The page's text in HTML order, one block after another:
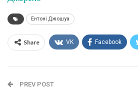
Ентоні Джошуа
Share VK Facebook
PREV POST